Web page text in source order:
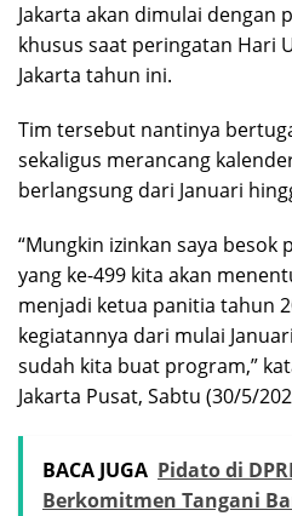
Jakarta akan dimulai dengan
khusus saat peringatan Hari
Jakarta tahun ini.
Tim tersebut nantinya
sekaligus merancang
berlangsung dari Januari
“Mungkin izinkan saya besok
yang ke-499 kita akan
menjadi ketua panitia tahun
kegiatannya dari mulai
sudah kita buat program,”
Jakarta Pusat, Sabtu (30/5/
BACA JUGA Pidato di
Berkomitmen Tangani